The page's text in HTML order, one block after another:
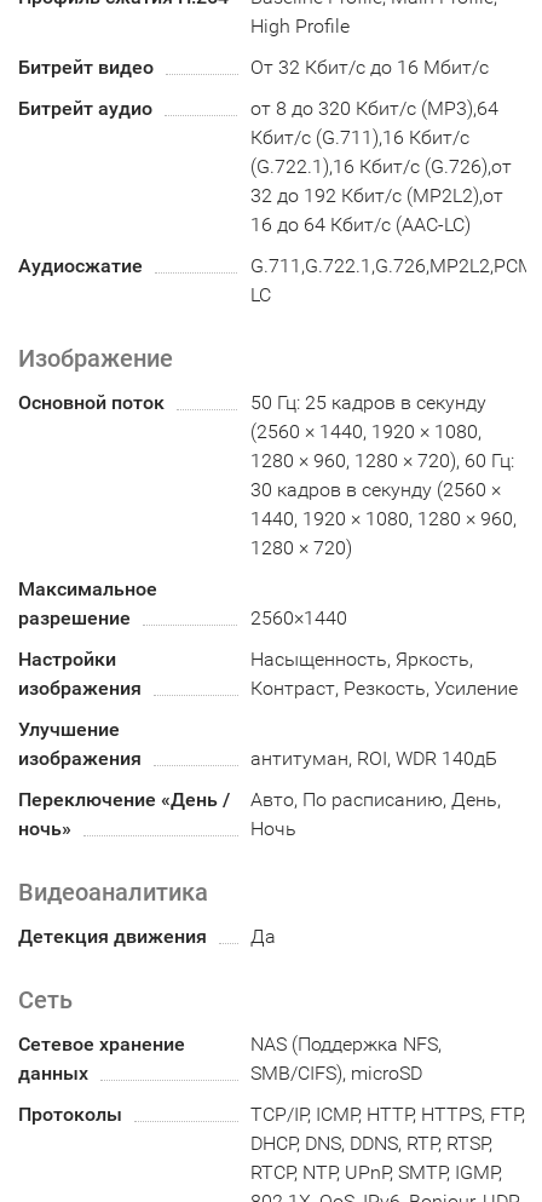
High Profile
Битрейт видео
От 32 Кбит/с до 16 Мбит/с
Битрейт аудио
от 8 до 320 Кбит/с (MP3),64
Кбит/с (G.711),16 Кбит/с
(G.722.1),16 Кбит/с (G.726),от
32 до 192 Кбит/с (MP2L2),от
16 до 64 Кбит/с (AAC-LC)
Аудиосжатие
LC
Изображение
Основной поток
50 Гц: 25 кадров в секунду
(2560 × 1440, 1920 × 1080,
1280 × 960, 1280 × 720), 60 Гц:
30 кадров в секунду (2560 ×
1440, 1920 × 1080, 1280 × 960,
1280 × 720)
Максимальное
разрешение
2560×1440
Настройки
изображения
Насыщенность, Яркость,
Контраст, Резкость, Усиление
Улучшение
изображения
антитуман, ROI, WDR 140дБ
Переключение «День /
ночь»
Авто, По расписанию, День,
Ночь
Видеоаналитика
Детекция движения Да
Сеть
Сетевое хранение
данных
NAS (Поддержка NFS,
SMB/CIFS), microSD
Протоколы
TCP/IP, ICMP, HTTP, HTTPS, FTP,
DHCP, DNS, DDNS, RTP, RTSP,
RTCP, NTP, UPnP, SMTP, IGMP,